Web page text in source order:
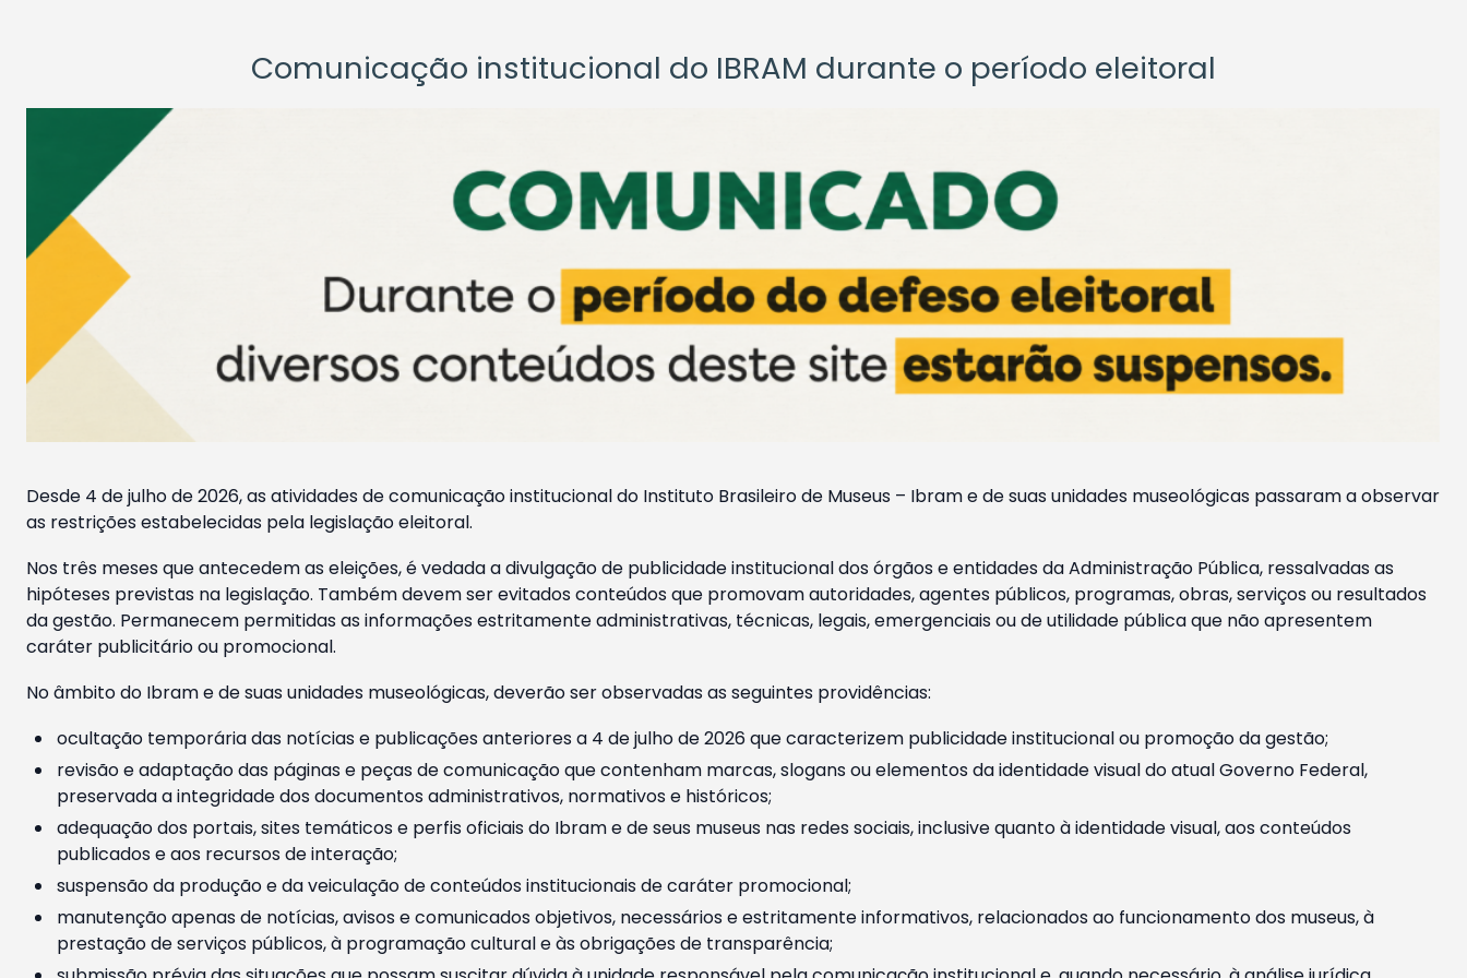
Comunicação institucional do IBRAM durante o período eleitoral
Desde 4 de julho de 2026, as atividades de comunicação institucional do Instituto Brasileiro de Museus – Ibram e de suas unidades museológicas passaram a observar
as restrições estabelecidas pela legislação eleitoral.
Nos três meses que antecedem as eleições, é vedada a divulgação de publicidade institucional dos órgãos e entidades da Administração Pública, ressalvadas as
hipóteses previstas na legislação. Também devem ser evitados conteúdos que promovam autoridades, agentes públicos, programas, obras, serviços ou resultados
da gestão. Permanecem permitidas as informações estritamente administrativas, técnicas, legais, emergenciais ou de utilidade pública que não apresentem
caráter publicitário ou promocional.
No âmbito do Ibram e de suas unidades museológicas, deverão ser observadas as seguintes providências:
ocultação temporária das notícias e publicações anteriores a 4 de julho de 2026 que caracterizem publicidade institucional ou promoção da gestão;
revisão e adaptação das páginas e peças de comunicação que contenham marcas, slogans ou elementos da identidade visual do atual Governo Federal,
preservada a integridade dos documentos administrativos, normativos e históricos;
adequação dos portais, sites temáticos e perfis oficiais do Ibram e de seus museus nas redes sociais, inclusive quanto à identidade visual, aos conteúdos
publicados e aos recursos de interação;
suspensão da produção e da veiculação de conteúdos institucionais de caráter promocional;
manutenção apenas de notícias, avisos e comunicados objetivos, necessários e estritamente informativos, relacionados ao funcionamento dos museus, à
prestação de serviços públicos, à programação cultural e às obrigações de transparência;